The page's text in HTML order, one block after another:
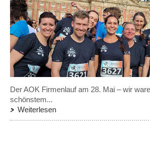
Der AOK Firmenlauf am 28. Mai – wir
schönstem...
Weiterlesen